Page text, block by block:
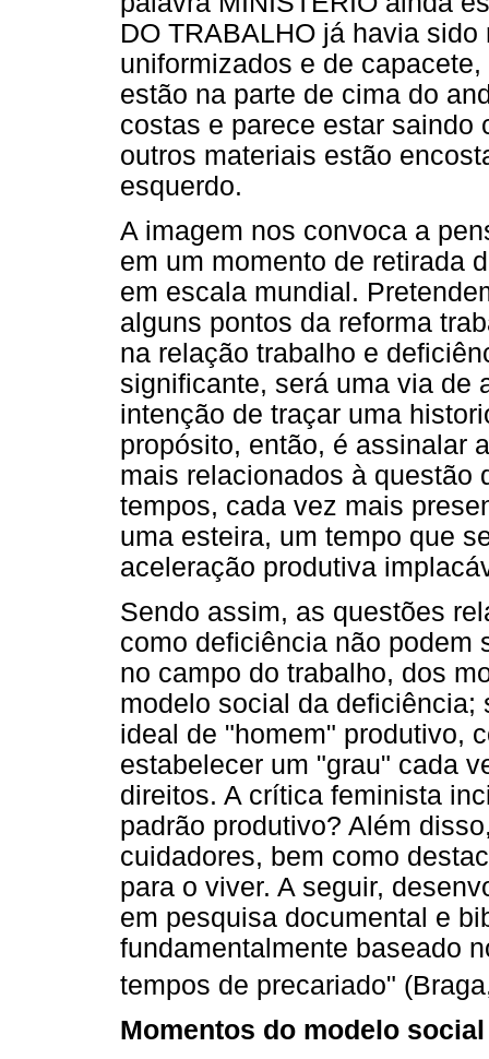
DO TRABALHO já havia
uniformizados e de
estão na parte de cima do
costas e parece estar saindo
outros materiais estão
esquerdo.
A imagem nos convoca a
em um momento de retirada
em escala mundial.
alguns pontos da reforma
na relação trabalho e
significante, será uma via de
intenção de traçar uma
propósito, então, é assinalar
mais relacionados à questão
tempos, cada vez mais
uma esteira, um tempo que
aceleração produtiva
Sendo assim, as questões
como deficiência não podem
no campo do trabalho, dos
modelo social da deficiência;
ideal de "homem" produtivo,
estabelecer um "grau" cada
direitos. A crítica feminista
padrão produtivo? Além
cuidadores, bem como
para o viver. A seguir,
em pesquisa documental e
fundamentalmente baseado
tempos de precariado"
Momentos do modelo